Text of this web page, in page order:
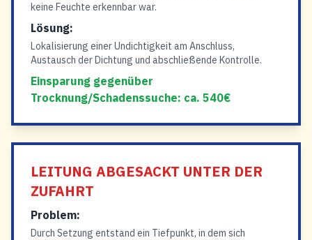
keine Feuchte erkennbar war.
Lösung:
Lokalisierung einer Undichtigkeit am Anschluss,
Austausch der Dichtung und abschließende Kontrolle.
Einsparung gegenüber
Trocknung/Schadenssuche: ca. 540€
LEITUNG ABGESACKT UNTER DER
ZUFAHRT
Problem:
Durch Setzung entstand ein Tiefpunkt, in dem sich